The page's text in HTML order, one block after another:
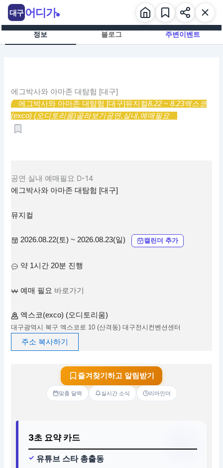
츠
정보 블로그 주변이벤트
에그박사와 아마존 대탐험 [대구]
에그박사와 아마존 대탐험 [대구]뮤지컬8.22 ~ 8.23엑스코
(exco) (오디토리움)골라보기공연,실내,예매필요
공연 실내 예매필요 D-14
에그박사와 아마존 대탐험 [대구]
뮤지컬
2026.08.22(토) ~ 2026.08.23(일) 캘린더 추가
약 1시간 20분 진행
예매 필요 바로가기
엑스코(exco) (오디토리움)
대구광역시 북구 엑스코로 10 (산격동) 대구전시컨벤션센터
주소 복사하기
즐겨찾기하고 알림받기
맞춤 달력 실시간 소식 리마인더
3초 요약 카드
유튜브 스타 총출동
대구 어디가